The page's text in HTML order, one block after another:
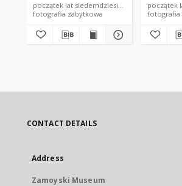
początek lat siedemdziesiątych XIX wieku
fotografia zabytkowa
początek
fotografia
CONTACT DETAILS
Address
Zamoyski Museum